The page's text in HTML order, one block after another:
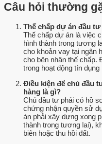
Câu hỏi thường
Thế chấp dự án đầu
Thế chấp dự án là việc
hình thành trong tương
cho khoản vay tại ngân
cho bên nhận thế chấp.
trong hoạt động tín dụng
Điều kiện để chủ đầu
hàng là gì?
Chủ đầu tư phải có hồ
chứng nhận quyền sử
án phải xây dựng xong
thành trong tương lai),
biên hoặc thu hồi đất.